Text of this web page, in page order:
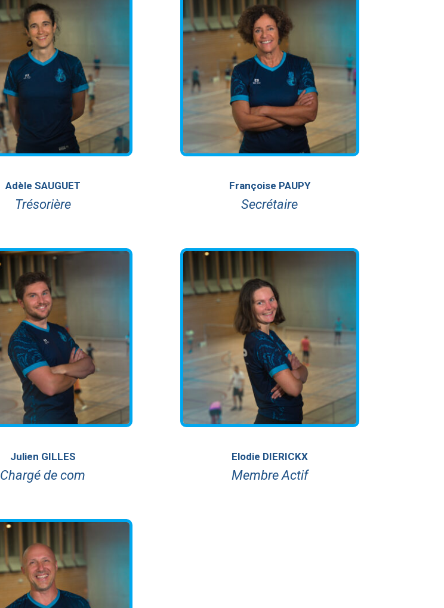
Adèle SAUGUET
Trésorière
Françoise PAUPY
Secrétaire
Julien GILLES
Chargé de com
Elodie DIERICKX
Membre Actif